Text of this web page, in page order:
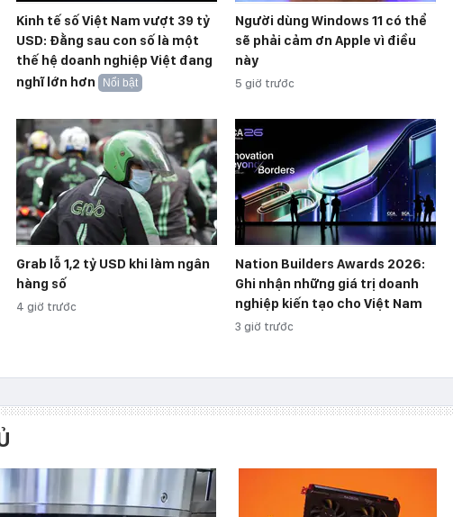
Kinh tế số Việt Nam vượt 39 tỷ
USD: Đằng sau con số là một
thế hệ doanh nghiệp Việt đang
nghĩ lớn hơn
Nổi bật
Người dùng Windows 11 có thể
sẽ phải cảm ơn Apple vì điều
này
5 giờ trước
Grab lỗ 1,2 tỷ USD khi làm ngân
hàng số
4 giờ trước
Nation Builders Awards 2026:
Ghi nhận những giá trị doanh
nghiệp kiến tạo cho Việt Nam
3 giờ trước